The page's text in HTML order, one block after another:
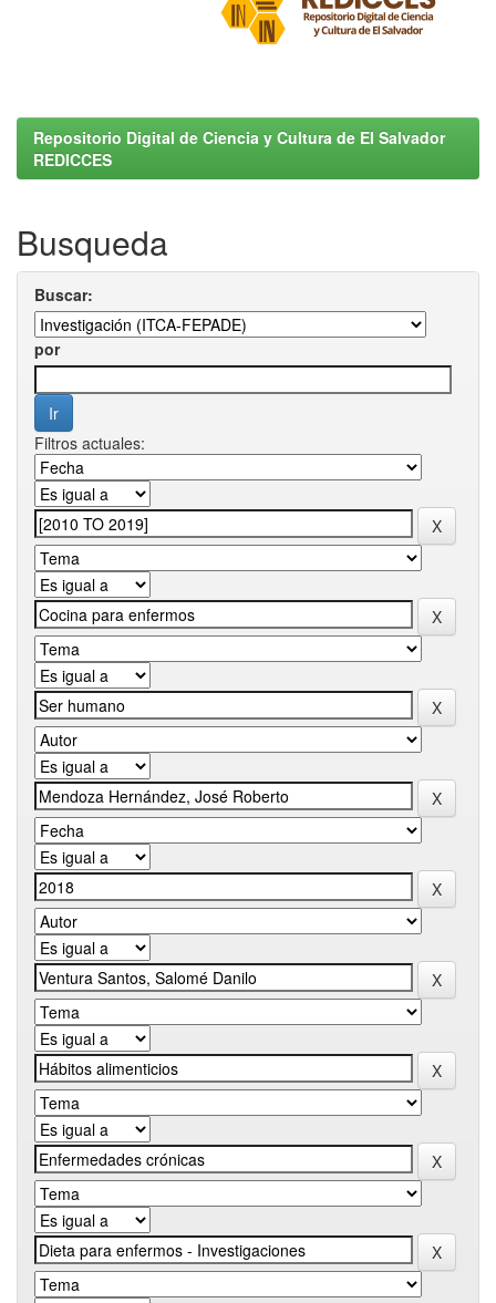
Repositorio Digital de Ciencia y Cultura de El Salvador
REDICCES
Busqueda
Buscar:
por
Filtros actuales: